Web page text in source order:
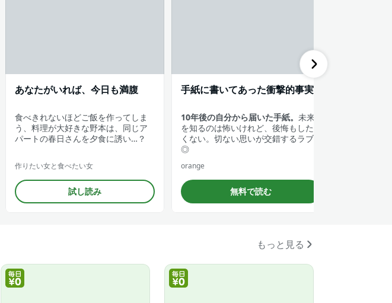
あなたがいれば、今日も満腹
食べきれないほどご飯を作ってしま
う、料理が大好きな野本は、同じア
パートの春日さんを夕食に誘い…？
作りたい女と食べたい女
試し読み
手紙に書いてあった衝撃的事実
10年後の自分から届いた手紙。 未来
を知るのは怖いけれど、後悔もした
くない。切ない思いが交錯するラブ
◎
orange
無料で読む
もっと見る